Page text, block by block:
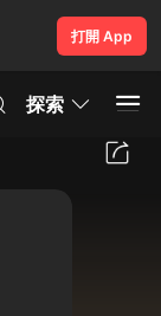
打開 App
探索